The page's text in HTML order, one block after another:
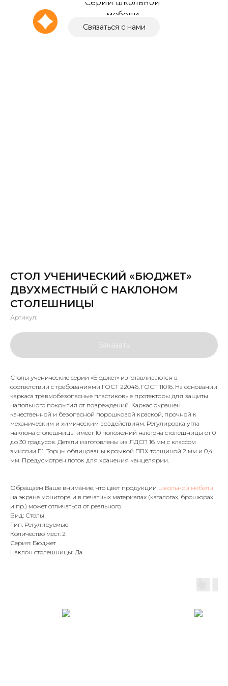
Серии школьной
мебели
Связаться с нами
СТОЛ УЧЕНИЧЕСКИЙ «БЮДЖЕТ»
ДВУХМЕСТНЫЙ С НАКЛОНОМ
СТОЛЕШНИЦЫ
Артикул:
Заказать
Столы ученические серии «Бюджет» изготавливаются в
соответствии с требованиями ГОСТ 22046, ГОСТ 11016. На основании
каркаса травмобезопасные пластиковые протекторы для защиты
напольного покрытия от повреждений. Каркас окрашен
качественной и безопасной порошковой краской, прочной к
механическим и химическим воздействиям. Регулировка угла
наклона столешницы имеет 10 положений наклона столешницы от 0
до 30 градусов. Детали изготовлены из ЛДСП 16 мм с классом
эмиссии E1. Торцы облицованы кромкой ПВХ толщиной 2 мм и 0,4
мм. Предусмотрен лоток для хранения канцелярии.
Обращаем Ваше внимание, что цвет продукции школьной мебели
на экране монитора и в печатных материалах (каталогах, брошюрах
и пр.) может отличаться от реального.
Вид: Столы
Тип: Регулируемые
Количество мест: 2
Серия: Бюджет
Наклон столешницы: Да